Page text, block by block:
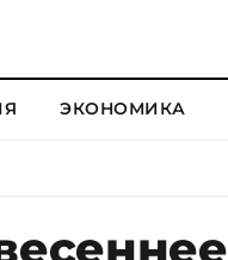
ЭКОНОМИКА